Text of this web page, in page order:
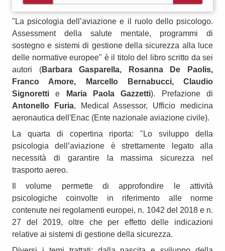
"La psicologia dell’aviazione e il ruolo dello psicologo.
Assessment della salute mentale, programmi di
sostegno e sistemi di gestione della sicurezza alla luce
delle normative europee" è il titolo del libro scritto da sei
autori (Barbara Gasparella, Rosanna De Paolis,
Franco Amore, Marcello Bernabucci, Claudio
Signorettie Maria Paola Gazzetti). Prefazione di
Antonello Furia, Medical Assessor, Ufficio medicina
aeronautica dell'Enac (Ente nazionale aviazione civile).
La quarta di copertina riporta: "Lo sviluppo della
psicologia dell’aviazione è strettamente legato alla
necessità di garantire la massima sicurezza nel
trasporto aereo.
Il volume permette di approfondire le attività
psicologiche coinvolte in riferimento alle norme
contenute nei regolamenti europei, n. 1042 del 2018 e n.
27 del 2019, oltre che per effetto delle indicazioni
relative ai sistemi di gestione della sicurezza.